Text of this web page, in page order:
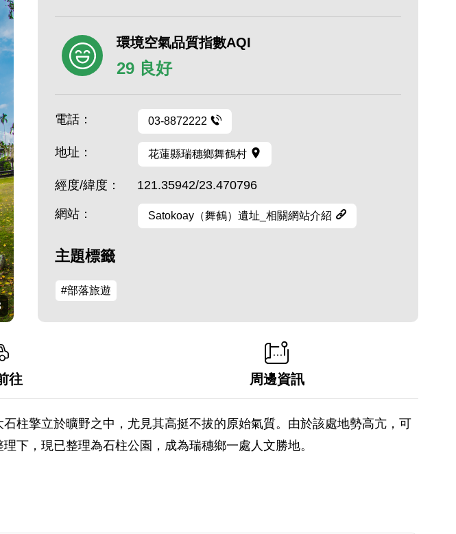
環境空氣品質指數AQI
29 良好
電話： 03-8872222
地址： 花蓮縣瑞穗鄉舞鶴村
經度/緯度： 121.35942/23.470796
網站： Satokoay（舞鶴）遺址_相關網站介紹
主題標籤
#部落旅遊
往 周邊資訊
柱擎立於曠野之中，尤見其高挺不拔的原始氣質。由於該處地勢高亢，可
下，現已整理為石柱公園，成為瑞穗鄉一處人文勝地。